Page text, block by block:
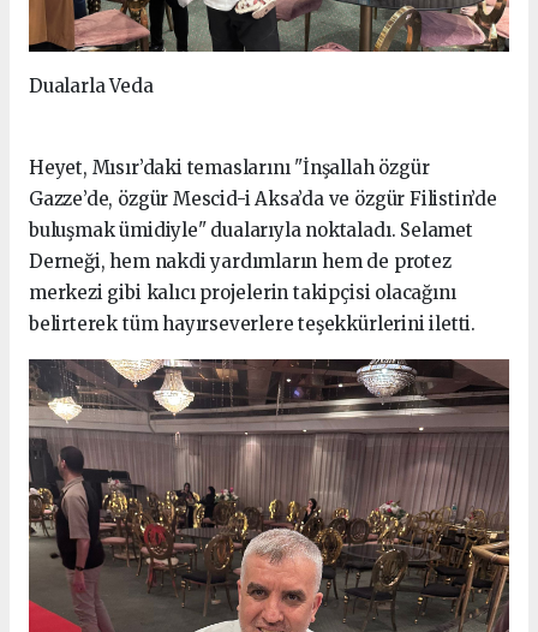
Dualarla Veda
Heyet, Mısır’daki temaslarını "İnşallah özgür
Gazze’de, özgür Mescid-i Aksa’da ve özgür Filistin’de
buluşmak ümidiyle" dualarıyla noktaladı. Selamet
Derneği, hem nakdi yardımların hem de protez
merkezi gibi kalıcı projelerin takipçisi olacağını
belirterek tüm hayırseverlere teşekkürlerini iletti.